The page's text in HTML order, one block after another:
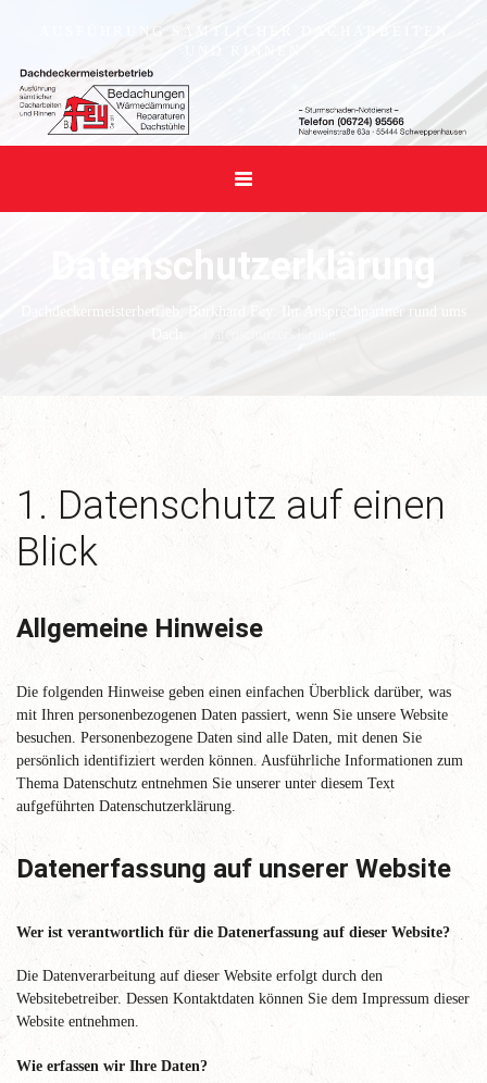
Datenschutzerklärung
Dachdeckermeisterbetrieb, Burkhard Fey: Ihr Ansprechpartner rund ums
1. Datenschutz auf einen
Blick
Allgemeine Hinweise
Die folgenden Hinweise geben einen einfachen Überblick darüber, was
mit Ihren personenbezogenen Daten passiert, wenn Sie unsere Website
besuchen. Personenbezogene Daten sind alle Daten, mit denen Sie
persönlich identifiziert werden können. Ausführliche Informationen zum
Thema Datenschutz entnehmen Sie unserer unter diesem Text
aufgeführten Datenschutzerklärung.
Datenerfassung auf unserer Website
Wer ist verantwortlich für die Datenerfassung auf dieser Website?
Die Datenverarbeitung auf dieser Website erfolgt durch den
Websitebetreiber. Dessen Kontaktdaten können Sie dem Impressum dieser
Website entnehmen.
Wie erfassen wir Ihre Daten?